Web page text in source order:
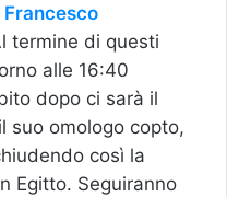
Francesco
termine di questi
alle 16:40
dopo ci sarà il
suo omologo copto,
così la
Egitto. Seguiranno